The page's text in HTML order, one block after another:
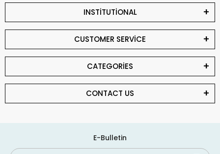
INSTİTUTİONAL
CUSTOMER SERVİCE
CATEGORİES
CONTACT US
E-Bulletin